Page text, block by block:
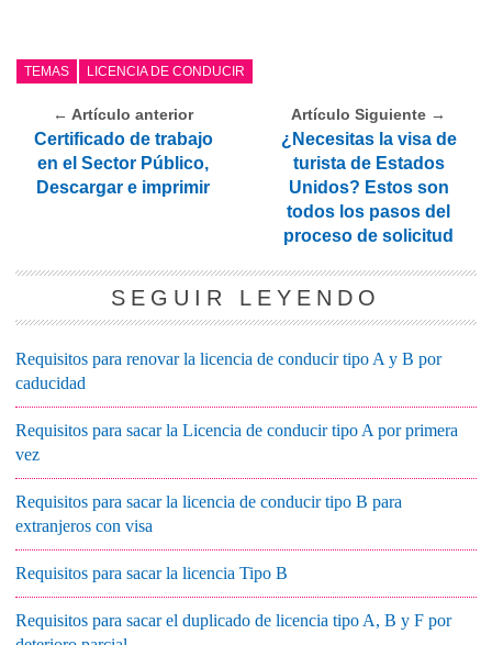
TEMAS LICENCIA DE CONDUCIR
← Artículo anterior
Certificado de trabajo
en el Sector Público,
Descargar e imprimir
Artículo Siguiente →
¿Necesitas la visa de
turista de Estados
Unidos? Estos son
todos los pasos del
proceso de solicitud
SEGUIR LEYENDO
Requisitos para renovar la licencia de conducir tipo A y B por
caducidad
Requisitos para sacar la Licencia de conducir tipo A por primera
vez
Requisitos para sacar la licencia de conducir tipo B para
extranjeros con visa
Requisitos para sacar la licencia Tipo B
Requisitos para sacar el duplicado de licencia tipo A, B y F por